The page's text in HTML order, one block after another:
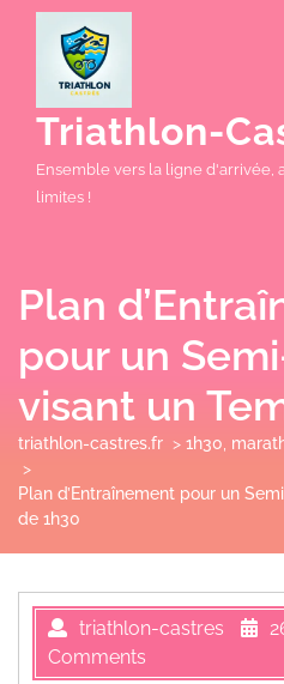
Triathlon-
Ensemble vers la ligne d'arrivée,
limites !
Plan
pour un
visant un
triathlon-castres.fr > 1h30
>
Plan d’Entraînement pour un
de 1h30
triathlon-castres
Comments